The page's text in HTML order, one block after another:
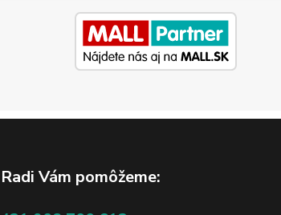
Radi Vám pomôžeme: